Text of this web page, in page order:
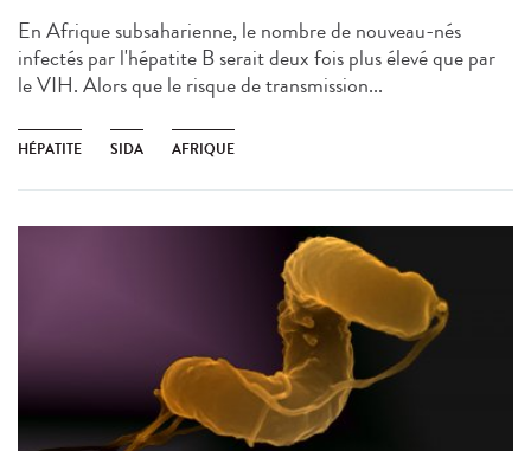
En Afrique subsaharienne, le nombre de nouveau-nés
infectés par l'hépatite B serait deux fois plus élevé que par
le VIH. Alors que le risque de transmission...
HÉPATITE SIDA AFRIQUE